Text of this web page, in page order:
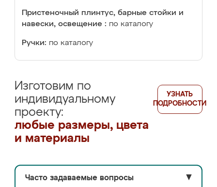
Пристеночный плинтус, барные стойки и
навески, освещение : по каталогу
Ручки: по каталогу
Изготовим по
индивидуальному
проекту:
любые размеры, цвета
и материалы
УЗНАТЬ
ПОДРОБНОСТИ
Часто задаваемые вопросы ▼